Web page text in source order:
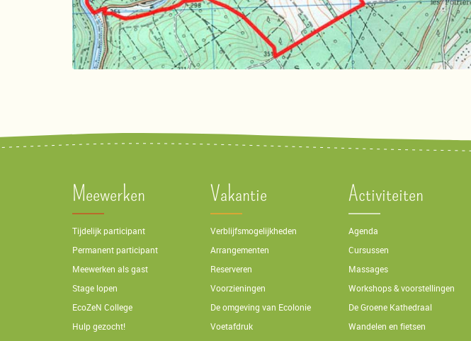
Meewerken
Tijdelijk participant
Permanent participant
Meewerken als gast
Stage lopen
EcoZeN College
Hulp gezocht!
Vakantie
Verblijfsmogelijkheden
Arrangementen
Reserveren
Voorzieningen
De omgeving van Ecolonie
Voetafdruk
Activiteiten
Agenda
Cursussen
Massages
Workshops & voorstellingen
De Groene Kathedraal
Wandelen en fietsen